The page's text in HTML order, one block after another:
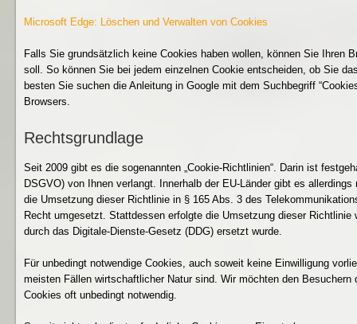
Microsoft Edge: Löschen und Verwalten von Cookies
Falls Sie grundsätzlich keine Cookies haben wollen, können Sie Ihren
soll. So können Sie bei jedem einzelnen Cookie entscheiden, ob Sie
besten Sie suchen die Anleitung in Google mit dem Suchbegriff
Browsers.
Rechtsgrundlage
Seit 2009 gibt es die sogenannten „Cookie-Richtlinien“. Darin ist
DSGVO) von Ihnen verlangt. Innerhalb der EU-Länder gibt es
die Umsetzung dieser Richtlinie in § 165 Abs. 3 des
Recht umgesetzt. Stattdessen erfolgte die Umsetzung dieser
durch das Digitale-Dienste-Gesetz (DDG) ersetzt wurde.
Für unbedingt notwendige Cookies, auch soweit keine Einwilligung
meisten Fällen wirtschaftlicher Natur sind. Wir möchten den
Cookies oft unbedingt notwendig.